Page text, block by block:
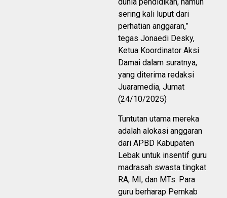
sering kali luput dari
perhatian anggaran,”
tegas Jonaedi Desky,
Ketua Koordinator Aksi
Damai dalam suratnya,
yang diterima redaksi
Juaramedia, Jumat
(24/10/2025)
Tuntutan utama mereka
adalah alokasi anggaran
dari APBD Kabupaten
Lebak untuk insentif guru
madrasah swasta tingkat
RA, MI, dan MTs. Para
guru berharap Pemkab